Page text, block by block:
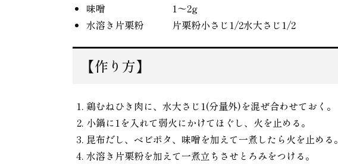
味噌 1〜2g
水溶き片栗粉 片栗粉小さじ1/2水大さじ1/2
【作り方】
鶏むねひき肉に、水大さじ1(分量外)を混ぜ合わせておく。
小鍋に1を入れて弱火にかけてほぐし、火を止める。
昆布だし、ベビポタ、味噌を加えて一煮したら火を止める。
水溶き片栗粉を加えて一煮立ちさせとろみをつける。